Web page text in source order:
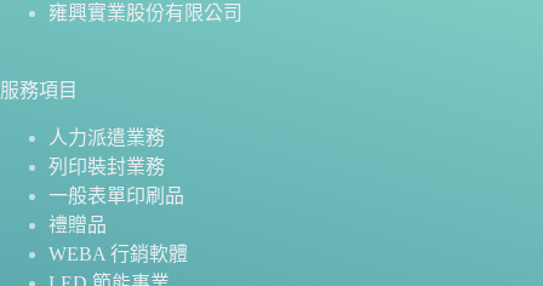
雍興實業股份有限公司
服務項目
人力派遣業務
列印裝封業務
一般表單印刷品
禮贈品
WEBA 行銷軟體